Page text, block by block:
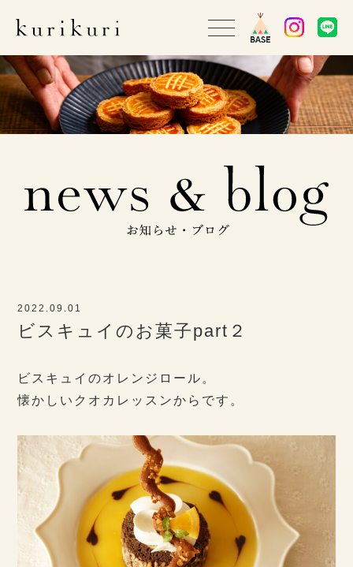
2022.09.01
ビスキュイのお菓子part２
ビスキュイのオレンジロール。
懐かしいクオカレッスンからです。